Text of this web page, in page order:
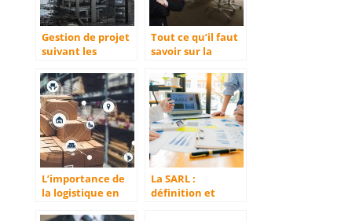
Gestion de projet
suivant les
Tout ce qu’il faut
savoir sur la
actions simplifiée
(SAS)
L’importance de
la logistique en
La SARL :
définition et